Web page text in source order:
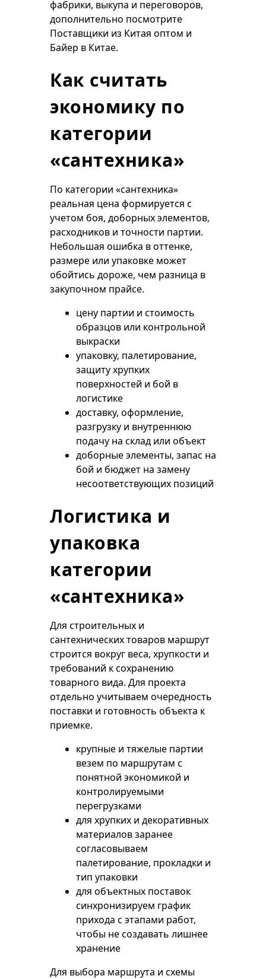
фабрики, выкупа и переговоров,
дополнительно посмотрите
Поставщики из Китая оптом и
Байер в Китае.
Как считать
экономику по
категории
«сантехника»
По категории «сантехника»
реальная цена формируется с
учетом боя, доборных элементов,
расходников и точности партии.
Небольшая ошибка в оттенке,
размере или упаковке может
обойтись дороже, чем разница в
закупочном прайсе.
цену партии и стоимость
образцов или контрольной
выкраски
упаковку, палетирование,
защиту хрупких
поверхностей и бой в
логистике
доставку, оформление,
разгрузку и внутреннюю
подачу на склад или объект
доборные элементы, запас на
бой и бюджет на замену
несоответствующих позиций
Логистика и
упаковка
категории
«сантехника»
Для строительных и
сантехнических товаров маршрут
строится вокруг веса, хрупкости и
требований к сохранению
товарного вида. Для проекта
отдельно учитываем очередность
поставки и готовность объекта к
приемке.
крупные и тяжелые партии
везем по маршрутам с
понятной экономикой и
контролируемыми
перегрузками
для хрупких и декоративных
материалов заранее
согласовываем
палетирование, прокладки и
тип упаковки
для объектных поставок
синхронизируем график
прихода с этапами работ,
чтобы не создавать лишнее
хранение
Для выбора маршрута и схемы